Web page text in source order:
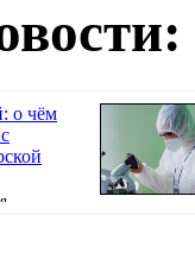
о чём